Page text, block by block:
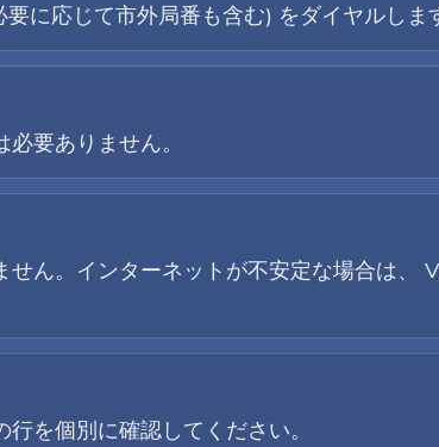
に応じて市外局番も含む) をダイヤルしま
要ありません。
ん。インターネットが不安定な場合は、
を個別に確認してください。